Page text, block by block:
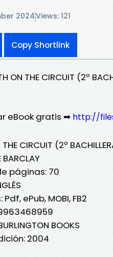
2024Views: 121
Copy Shortlink
ON THE CIRCUIT (2º
eBook gratis ➡ http://
THE CIRCUIT (2º
BARCLAY
páginas: 70
ePub, MOBI, FB2
BOOKS
2004